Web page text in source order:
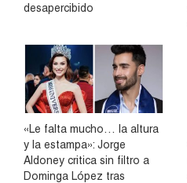
desapercibido
«Le falta mucho… la altura
y la estampa»: Jorge
Aldoney critica sin filtro a
Dominga López tras